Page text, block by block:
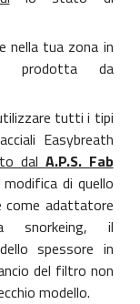
nella tua zona in
prodotta da
tutti i tipi
Easybreath
dal A.P.S. Fab
di quello
come adattatore
snorkeing, il
spessore in
del filtro non
modello.